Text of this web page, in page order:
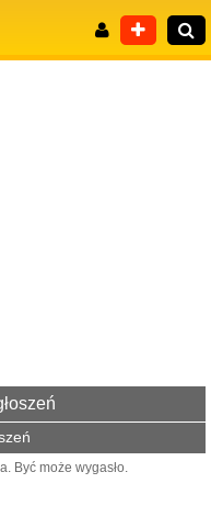
Być może wygasło.